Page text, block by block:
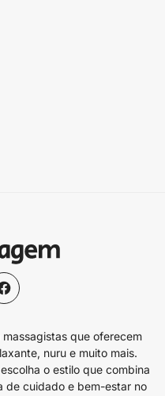
que oferecem
nuru e muito mais.
o estilo que combina
de cuidado e bem-estar no